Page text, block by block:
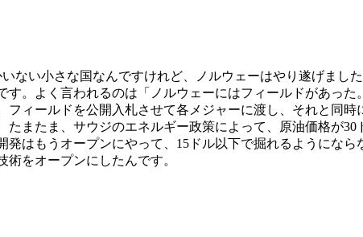
ない小さな国なんですけれど、ノルウェーはやり遂げまし
。よく言われるのは「ノルウェーにはフィールドがあった
ィールドを公開入札させて各メジャーに渡し、それと同時
またま、サウジのエネルギー政策によって、原油価格が30
はもうオープンにやって、15ドル以下で掘れるようになら
をオープンにしたんです。